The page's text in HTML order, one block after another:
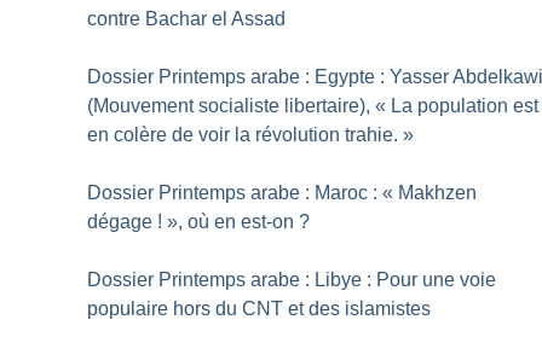
contre Bachar el Assad
Dossier Printemps arabe : Egypte : Yasser
(Mouvement socialiste libertaire), « La population est
en colère de voir la révolution trahie. »
Dossier Printemps arabe : Maroc : « Makhzen
dégage ! », où en est-on ?
Dossier Printemps arabe : Libye : Pour une voie
populaire hors du CNT et des islamistes